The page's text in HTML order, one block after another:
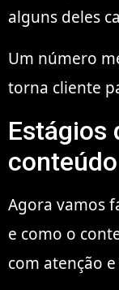
alguns deles
Um número
torna cliente
Estágios
Agora vamos
e como o
com atenção